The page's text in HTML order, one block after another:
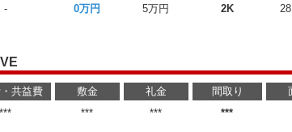
- 0万円 5万円 2K
共益費 敷金 礼金 間取り
*** *** *** ***